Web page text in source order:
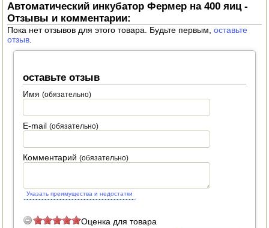
Автоматический инкубатор Фермер на 400 яиц -
Отзывы и комментарии:
Пока нет отзывов для этого товара. Будьте первым,оставьте
отзыв.
оставьте отзыв
Имя(обязательно)
E-mail(обязательно)
Комментарий(обязательно)
Указать преимущества и недостатки
Оценка для товара